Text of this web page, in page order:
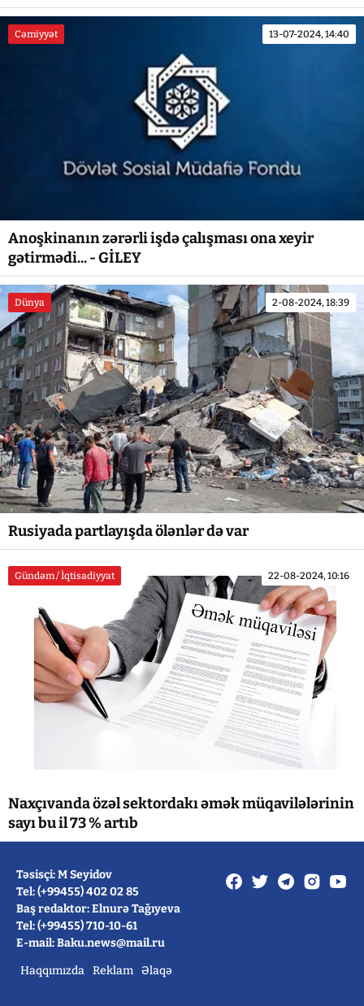
Cəmiyyət 13-07-2024, 14:40
Anoşkinanın zərərli işdə çalışması ona xeyir
gətirmədi... - GİLEY
Dünya 2-08-2024, 18:39
Rusiyada partlayışda ölənlər də var
Gündəm / İqtisadiyyat 22-08-2024, 10:16
Naxçıvanda özəl sektordakı əmək müqavilələrinin
sayı bu il 73 % artıb
Təsisçi: M Seyidov
Tel: (+99455) 402 02 85
Baş redaktor: Elnurə Tağıyeva
Tel: (+99455) 710-10-61
E-mail: Baku.news@mail.ru
Haqqımızda Reklam Əlaqə